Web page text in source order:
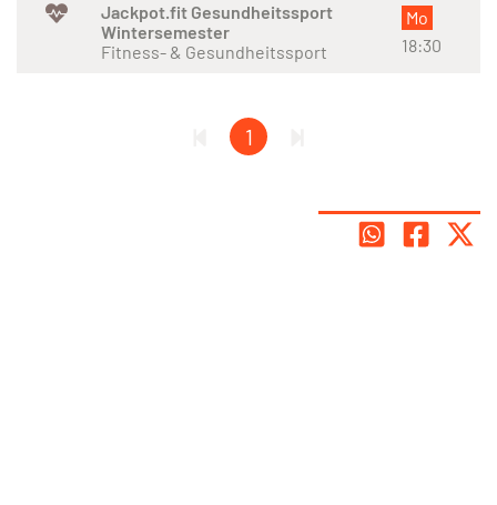
Jackpot.fit Gesundheitssport
Wintersemester
Fitness- & Gesundheitssport
Mo
18:30
1